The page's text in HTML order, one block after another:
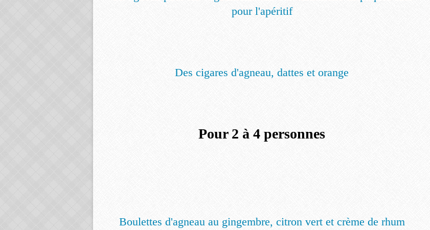
pour l'apéritif
Des cigares d'agneau, dattes et orange
Pour 2 à 4 personnes
Boulettes d'agneau au gingembre, citron vert et crème de rhum